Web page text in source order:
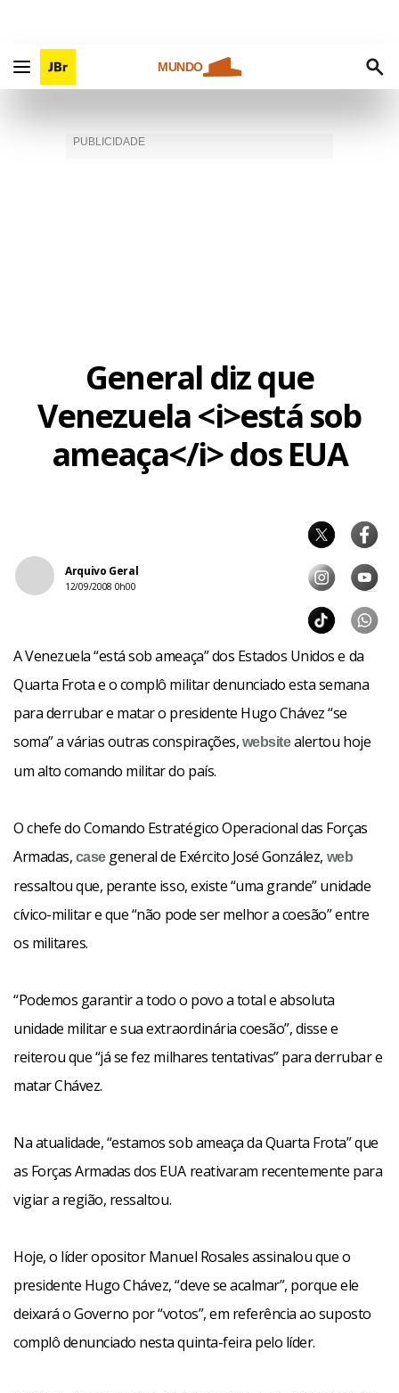
MUNDO
General diz que
Venezuela <i>está sob
ameaça</i> dos EUA
Arquivo Geral
12/09/2008 0h00
A Venezuela “está sob ameaça” dos Estados Unidos e da
Quarta Frota e o complô militar denunciado esta semana
para derrubar e matar o presidente Hugo Chávez “se
soma” a várias outras conspirações, websitealertou hoje
um alto comando militar do país.
O chefe do Comando Estratégico Operacional das Forças
Armadas, casegeneral de Exército José González, web
ressaltou que, perante isso, existe “uma grande” unidade
cívico-militar e que “não pode ser melhor a coesão” entre
os militares.
“Podemos garantir a todo o povo a total e absoluta
unidade militar e sua extraordinária coesão”, disse e
reiterou que “já se fez milhares tentativas” para derrubar e
matar Chávez.
Na atualidade, “estamos sob ameaça da Quarta Frota” que
as Forças Armadas dos EUA reativaram recentemente para
vigiar a região, ressaltou.
Hoje, o líder opositor Manuel Rosales assinalou que o
presidente Hugo Chávez, “deve se acalmar”, porque ele
deixará o Governo por “votos”, em referência ao suposto
complô denunciado nesta quinta-feira pelo líder.